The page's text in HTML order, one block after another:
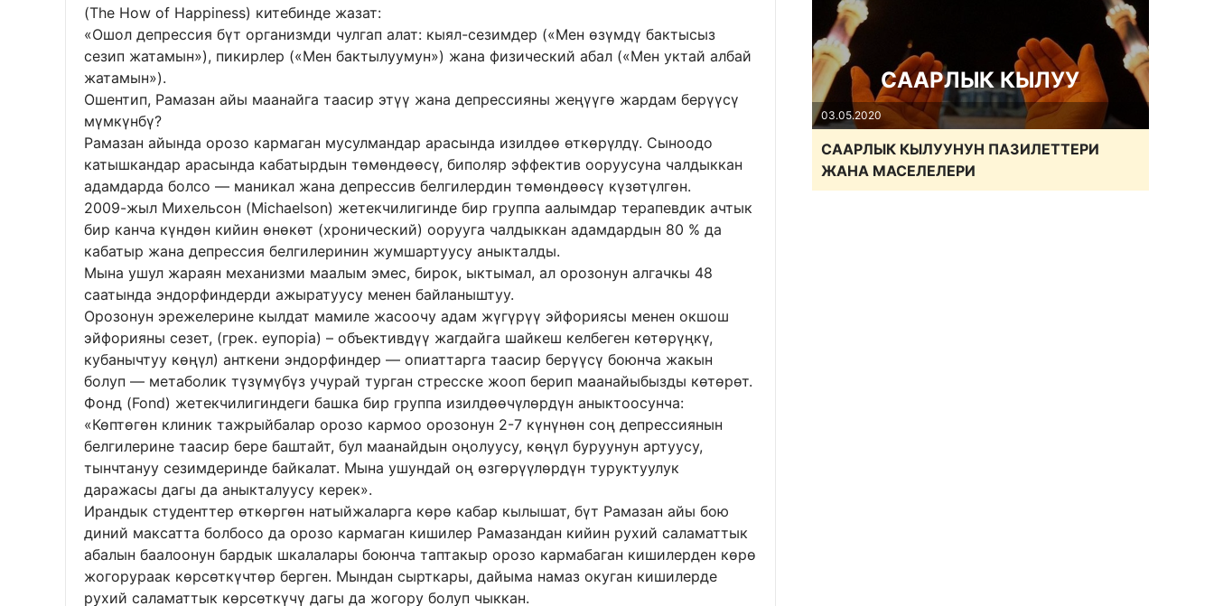
(The How of Happiness) китебинде жазат:
«Ошол депрессия бүт организмди чулгап алат: кыял-сезимдер («Мен өзүмдү бактысыз
сезип жатамын»), пикирлер («Мен бактылуумун») жана физический абал («Мен уктай албай
жатамын»).
Ошентип, Рамазан айы маанайга таасир этүү жана депрессияны жеңүүгө жардам берүүсү
мүмкүнбү?
Рамазан айында орозо кармаган мусулмандар арасында изилдөө өткөрүлдү. Сыноодо
катышкандар арасында кабатырдын төмөндөөсү, биполяр эффектив ооруусуна чалдыккан
адамдарда болсо — маникал жана депрессив белгилердин төмөндөөсү күзөтүлгөн.
2009-жыл Михельсон (Michaelson) жетекчилигинде бир группа аалымдар терапевдик ачтык
бир канча күндөн кийин өнөкөт (хронический) оорууга чалдыккан адамдардын 80 % да
кабатыр жана депрессия белгилеринин жумшартуусу аныкталды.
Мына ушул жараян механизми маалым эмес, бирок, ыктымал, ал орозонун алгачкы 48
саатында эндорфиндерди ажыратуусу менен байланыштуу.
Орозонун эрежелерине кылдат мамиле жасоочу адам жүгүрүү эйфориясы менен окшош
эйфорияны сезет, (грек. еyпоріа) – объективдүү жагдайга шайкеш келбеген көтөрүңкү,
кубанычтуу көңүл) анткени эндорфиндер — опиаттарга таасир берүүсү боюнча жакын
болуп — метаболик түзүмүбүз учурай турган стресске жооп берип маанайыбызды көтөрөт.
Фонд (Fond) жетекчилигиндеги башка бир группа изилдөөчүлөрдүн аныктоосунча:
«Көптөгөн клиник тажрыйбалар орозо кармоо орозонун 2-7 күнүнөн соң депрессиянын
белгилерине таасир бере баштайт, бул маанайдын оңолуусу, көңүл буруунун артуусу,
тынчтануу сезимдеринде байкалат. Мына ушундай оң өзгөрүүлөрдүн туруктуулук
даражасы дагы да аныкталуусу керек».
Ирандык студенттер өткөргөн натыйжаларга көрө кабар кылышат, бүт Рамазан айы бою
диний максатта болбосо да орозо кармаган кишилер Рамазандан кийин рухий саламаттык
абалын баалоонун бардык шкалалары боюнча таптакыр орозо кармабаган кишилерден көрө
жогорураак көрсөткүчтөр берген. Мындан сырткары, дайыма намаз окуган кишилерде
рухий саламаттык көрсөткүчү дагы да жогору болуп чыккан.
СААРЛЫК КЫЛУУ
03.05.2020
СААРЛЫК КЫЛУУНУН ПАЗИЛЕТТЕРИ
ЖАНА МАСЕЛЕЛЕРИ